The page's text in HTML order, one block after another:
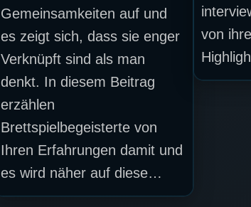
Gemeinsamkeiten auf und
es zeigt sich, dass sie enger
Verknüpft sind als man
denkt. In diesem Beitrag
erzählen
Brettspielbegeisterte von
Ihren Erfahrungen damit und
es wird näher auf diese…
von